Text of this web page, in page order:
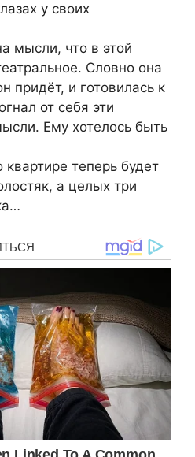
у своих
мысли, что в этой
Словно она
придёт, и готовилась к
от себя эти
Ему хотелось быть
теперь будет
а целых три